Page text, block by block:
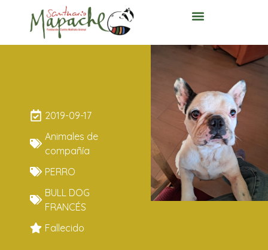
2019-09-17
Animales de
compañía
PERRO
BULL DOG
FRANCÉS
Fallecido